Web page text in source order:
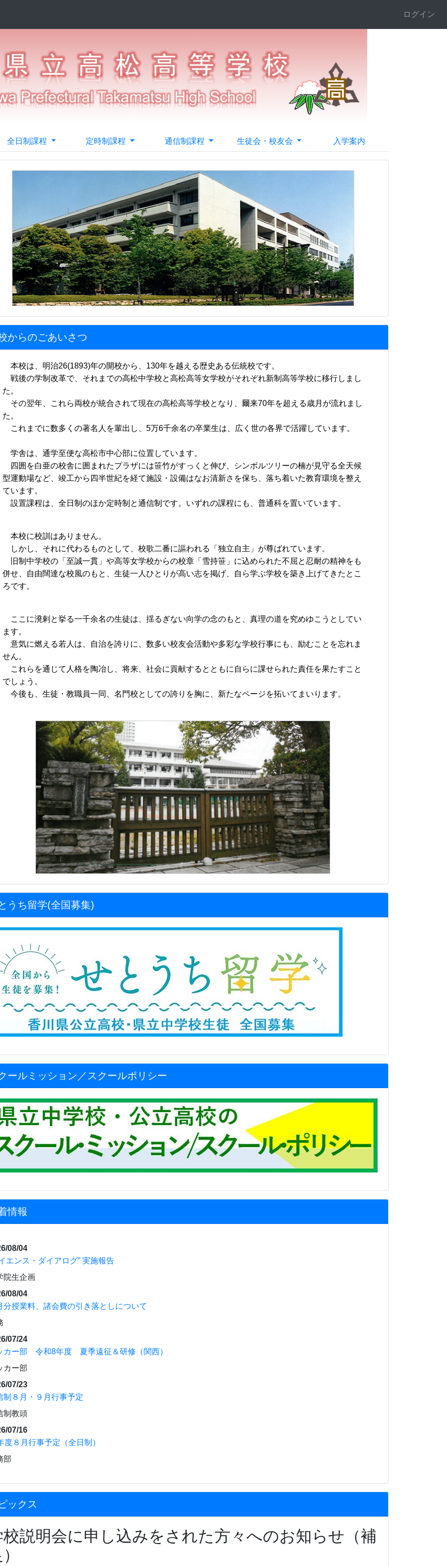
ログイン
全日制課程 定時制課程 通信制課程 生徒会・校友会 入学案内
からのごあいさつ
本校は、明治26(1893)年の開校から、130年を越える歴史ある伝統校です。
戦後の学制改革で、それまでの高松中学校と高松高等女学校がそれぞれ新制高等学校に移行しまし
た。
その翌年、これら両校が統合されて現在の高松高等学校となり、爾来70年を超える歳月が流れまし
た。
これまでに数多くの著名人を輩出し、5万6千余名の卒業生は、広く世の各界で活躍しています。
学舎は、通学至便な高松市中心部に位置しています。
四囲を白亜の校舎に囲まれたプラザには笹竹がすっくと伸び、シンボルツリーの楠が見守る全天候
型運動場など、竣工から四半世紀を経て施設・設備はなお清新さを保ち、落ち着いた教育環境を整え
ています。
設置課程は、全日制のほか定時制と通信制です。いずれの課程にも、普通科を置いています。
本校に校訓はありません。
しかし、それに代わるものとして、校歌二番に謳われる「独立自主」が尊ばれています。
旧制中学校の「至誠一貫」や高等女学校からの校章「雪持笹」に込められた不屈と忍耐の精神をも
併せ、自由闊達な校風のもと、生徒一人ひとりが高い志を掲げ、自ら学ぶ学校を築き上げてきたとこ
ろです。
ここに溌剌と挙る一千余名の生徒は、揺るぎない向学の念のもと、真理の道を究めゆこうとしてい
ます。
意気に燃える若人は、自治を誇りに、数多い校友会活動や多彩な学校行事にも、励むことを忘れま
せん。
これらを通じて人格を陶冶し、将来、社会に貢献するとともに自らに課せられた責任を果たすこと
でしょう。
今後も、生徒・教職員一同、名門校としての誇りを胸に、新たなページを拓いてまいります。
うち留学(全国募集)
ールミッション／スクールポリシー
情報
08/04
エンス・ダイアログ” 実施報告
院生企画
08/04
分授業料、諸会費の引き落としについて
07/24
カー部 令和8年度 夏季遠征＆研修（関西）
カー部
07/23
制８月・９月行事予定
制教頭
07/16
度８月行事予定（全日制）
部
ックス
校説明会に申し込みをされた方々へのお知らせ（補